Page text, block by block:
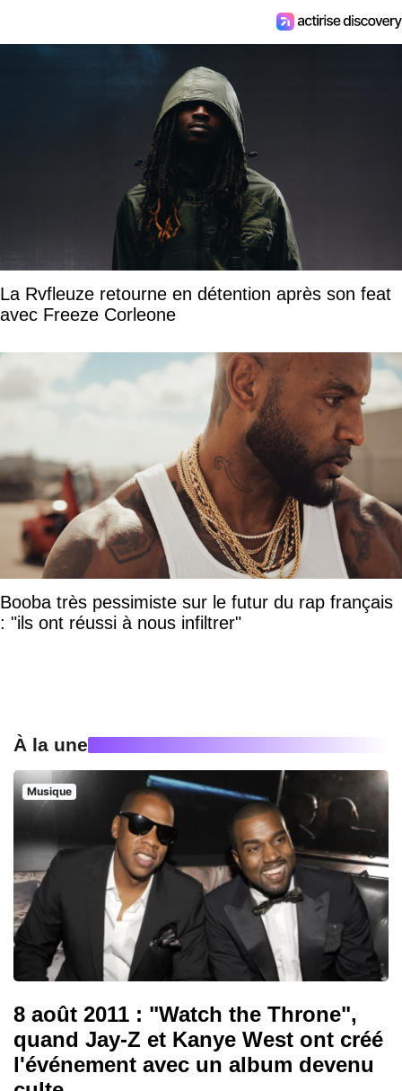
La Rvfleuze retourne en détention après son feat
avec Freeze Corleone
Booba très pessimiste sur le futur du rap français
: "ils ont réussi à nous infiltrer"
À la une
Musique
8 août 2011 : "Watch the Throne",
quand Jay-Z et Kanye West ont créé
l'événement avec un album devenu